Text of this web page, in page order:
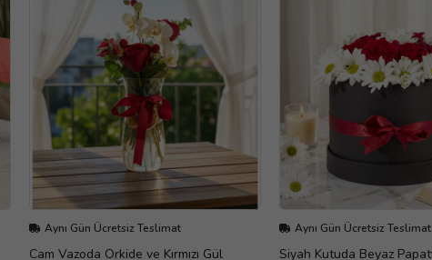
Aynı Gün Ücretsiz Teslimat
Cam Vazoda Orkide ve Kırmızı Gül
Aynı Gün Ücretsiz Teslimat
Siyah Kutuda Beyaz